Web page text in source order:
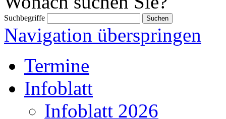
Suchbegriffe
Navigation überspringen
Termine
Infoblatt
Infoblatt 2026